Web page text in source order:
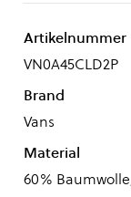
Artikelnummer
VN0A45CLD2P
Brand
Vans
Material
60%